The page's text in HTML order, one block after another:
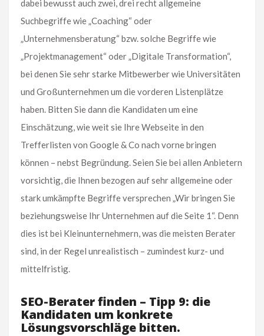
dabei bewusst auch zwei, drei recht allgemeine
Suchbegriffe wie „Coaching“ oder
„Unternehmensberatung“ bzw. solche Begriffe wie
„Projektmanagement“ oder „Digitale Transformation“,
bei denen Sie sehr starke Mitbewerber wie Universitäten
und Großunternehmen um die vorderen Listenplätze
haben. Bitten Sie dann die Kandidaten um eine
Einschätzung, wie weit sie Ihre Webseite in den
Trefferlisten von Google & Co nach vorne bringen
können – nebst Begründung. Seien Sie bei allen Anbietern
vorsichtig, die Ihnen bezogen auf sehr allgemeine oder
stark umkämpfte Begriffe versprechen „Wir bringen Sie
beziehungsweise Ihr Unternehmen auf die Seite 1“. Denn
dies ist bei Kleinunternehmern, was die meisten Berater
sind, in der Regel unrealistisch – zumindest kurz- und
mittelfristig.
SEO-Berater finden – Tipp 9: die
Kandidaten um konkrete
Lösungsvorschläge bitten.